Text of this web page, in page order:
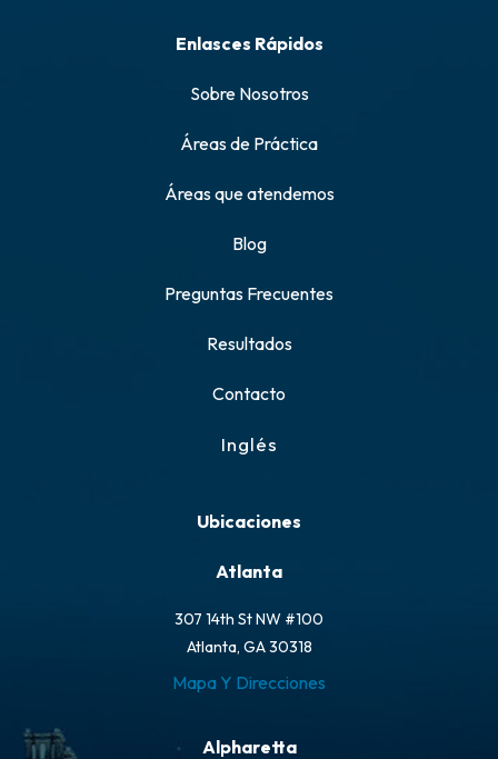
Enlasces Rápidos
Sobre Nosotros
Áreas de Práctica
Áreas que atendemos
Blog
Preguntas Frecuentes
Resultados
Contacto
Inglés
Ubicaciones
Atlanta
307 14th St NW #100
Atlanta, GA 30318
Mapa Y Direcciones
Alpharetta